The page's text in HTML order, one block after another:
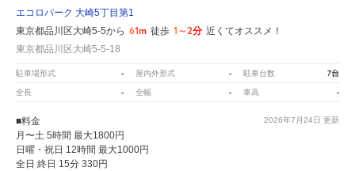
エコロパーク 大崎5丁目第1
東京都品川区大崎5-5から 61m 徒歩 1～2分 近くてオススメ！
東京都品川区大崎5-5-18
駐車場形式 - 屋内外形式 - 駐車台数 7台
全長 - 全幅 - 車高 -
2026年7月24日 更新
■料金
月〜土 5時間 最大1800円
日曜・祝日 12時間 最大1000円
全日 終日 15分 330円